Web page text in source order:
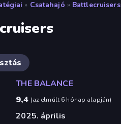
» Csatahajó » Battlecruisers
THE BALANCE
9,4 (az elmúlt 6 hónap alapján)
2025. április